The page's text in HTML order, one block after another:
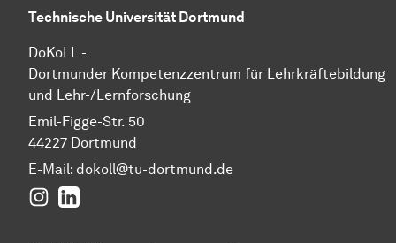
Technische Universität Dortmund
DoKoLL -
Dortmunder Kompetenzzentrum für Lehrkräftebildung
und Lehr-/Lernforschung
Emil-Figge-Str. 50
44227 Dortmund
E-Mail: dokoll@tu-dortmund.de
Instagram
LinkedIn